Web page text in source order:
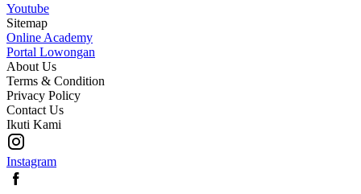
Youtube
Sitemap
Online Academy
Portal Lowongan
About Us
Terms & Condition
Privacy Policy
Contact Us
Ikuti Kami
Instagram